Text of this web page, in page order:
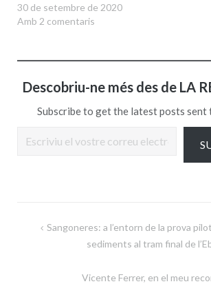
30 de setembre de 2020
Amb 2 comentaris
Descobriu-ne més des de LA
Subscribe to get the latest posts sent
Navegació
d'entrades
Sangoneres: a l’entorn de la prova
sediments al tram final de
Vicente Ferrer, en el meu